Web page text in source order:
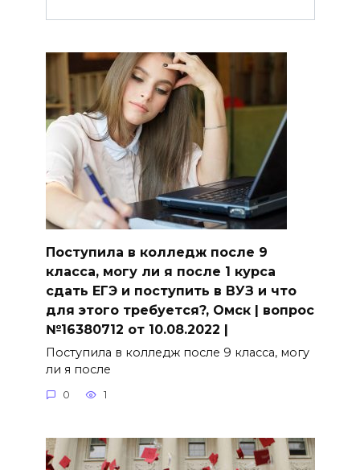
Поступила в колледж после 9
класса, могу ли я после 1 курса
сдать ЕГЭ и поступить в ВУЗ и что
для этого требуется?, Омск | вопрос
№16380712 от 10.08.2022 |
Поступила в колледж после 9 класса, могу
ли я после
0 1